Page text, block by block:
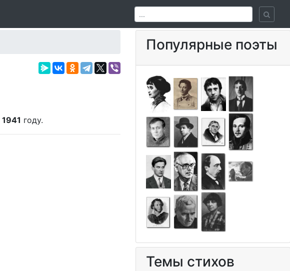
1941 году.
Популярные поэты
Темы стихов